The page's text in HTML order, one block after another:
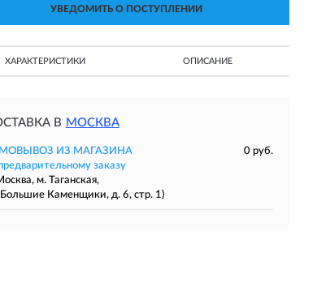
УВЕДОМИТЬ О ПОСТУПЛЕНИИ
ХАРАКТЕРИСТИКИ ОПИСАНИЕ
В МОСКВА
ИЗ МАГАЗИНА
0 руб.
заказу
м. Таганская,
Каменщики, д. 6, стр. 1)